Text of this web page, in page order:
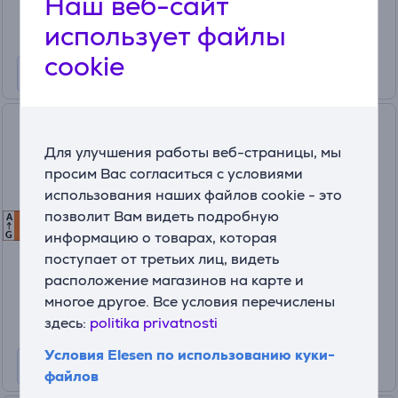
использует файлы
cookie
Для улучшения работы веб-страницы, мы
просим Вас согласиться с условиями
использования наших файлов cookie - это
позволит Вам видеть подробную
информацию о товарах, которая
поступает от третьих лиц, видеть
расположение магазинов на карте и
многое другое. Все условия перечислены
здесь: politika privatnosti
Условия Elesen по использованию куки-
файлов
A
G
LED Bulb, E27, 3 шт., белый -
Светодиодная лампа
929003601036
На складе
Цена:
4390 €